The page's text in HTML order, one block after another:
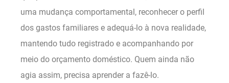
uma mudança comportamental, reconhecer o perfil
dos gastos familiares e adequá-lo à nova realidade,
mantendo tudo registrado e acompanhando por
meio do orçamento doméstico. Quem ainda não
agia assim, precisa aprender a fazê-lo.